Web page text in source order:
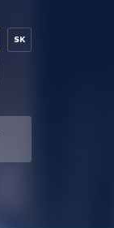
SK